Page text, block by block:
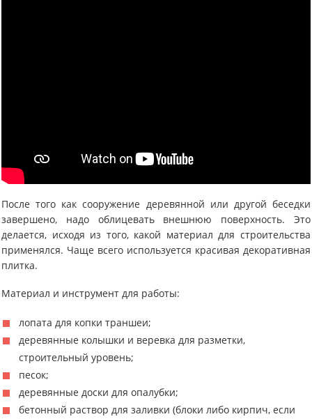
После того как сооружение деревянной или другой беседки
завершено, надо облицевать внешнюю поверхность. Это
делается, исходя из того, какой материал для строительства
применялся. Чаще всего используется красивая декоративная
плитка.
Материал и инструмент для работы:
лопата для копки траншеи;
деревянные колышки и веревка для разметки,
строительный уровень;
песок;
деревянные доски для опалубки;
бетонный раствор для заливки (блоки либо кирпич, если